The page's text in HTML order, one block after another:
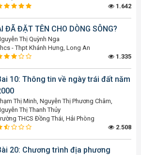
1.642
ĐÃ ĐẶT TÊN CHO DÒNG SÔNG?
Thị Quỳnh Nga
- Thpt Khánh Hưng, Long An
1.335
10: Thông tin về ngày trái đất năm
Thị Minh, Nguyễn Thị Phương Châm,
Thị Thanh Thủy
THCS Đồng Thái, Hải Phòng
2.508
20: Chương trình địa phương